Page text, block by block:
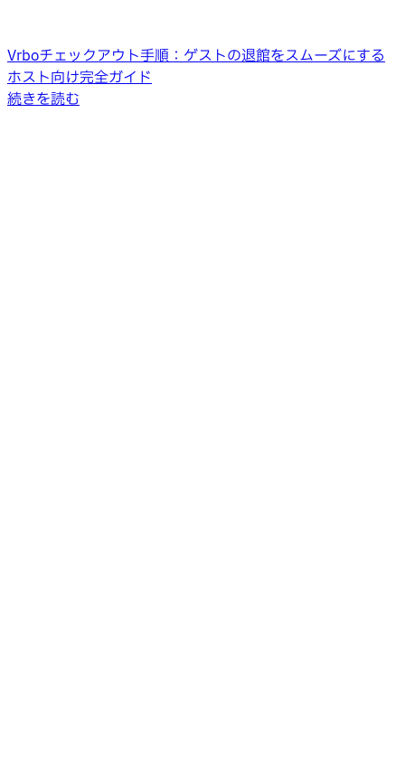
Vrboチェックアウト手順：ゲストの退館をスムーズにする
ホスト向け完全ガイド
続きを読む